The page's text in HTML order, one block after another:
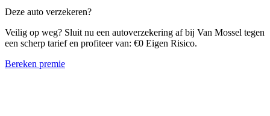
Deze auto verzekeren?
Veilig op weg? Sluit nu een autoverzekering af bij Van Mossel tegen
een scherp tarief en profiteer van: €0 Eigen Risico.
Bereken premie